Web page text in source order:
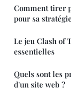
Comment tirer
pour sa
Le jeu Clash of
essentielles
Quels sont les
d'un site web ?